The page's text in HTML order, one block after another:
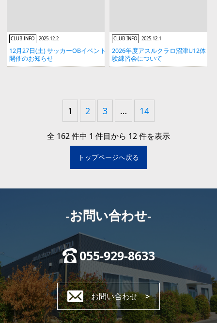
CLUB INFO 2025.12.2
12月27日(土) サッカーOBイベント
開催のお知らせ
CLUB INFO 2025.12.1
2026年度アスルクラロ沼津U12体
験練習会について
投稿ナビゲーション
1 2 3 … 14
全 162 件中 1 件目から 12 件を表示
トップページへ戻る
-お問い合わせ-
055-929-8633
お問い合わせ